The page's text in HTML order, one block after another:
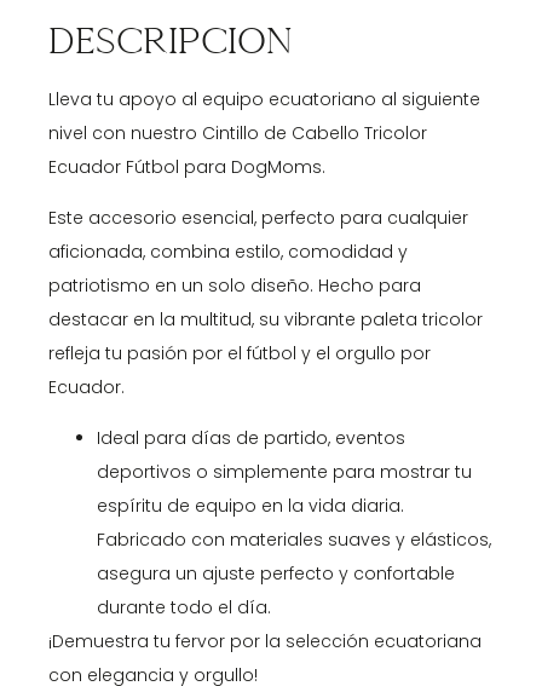
Descripción
Lleva tu apoyo al equipo ecuatoriano al siguiente
nivel con nuestro Cintillo de Cabello Tricolor
Ecuador Fútbol para DogMoms.
Este accesorio esencial, perfecto para cualquier
aficionada, combina estilo, comodidad y
patriotismo en un solo diseño. Hecho para
destacar en la multitud, su vibrante paleta tricolor
refleja tu pasión por el fútbol y el orgullo por
Ecuador.
Ideal para días de partido, eventos
deportivos o simplemente para mostrar tu
espíritu de equipo en la vida diaria.
Fabricado con materiales suaves y elásticos,
asegura un ajuste perfecto y confortable
durante todo el día.
¡Demuestra tu fervor por la selección ecuatoriana
con elegancia y orgullo!